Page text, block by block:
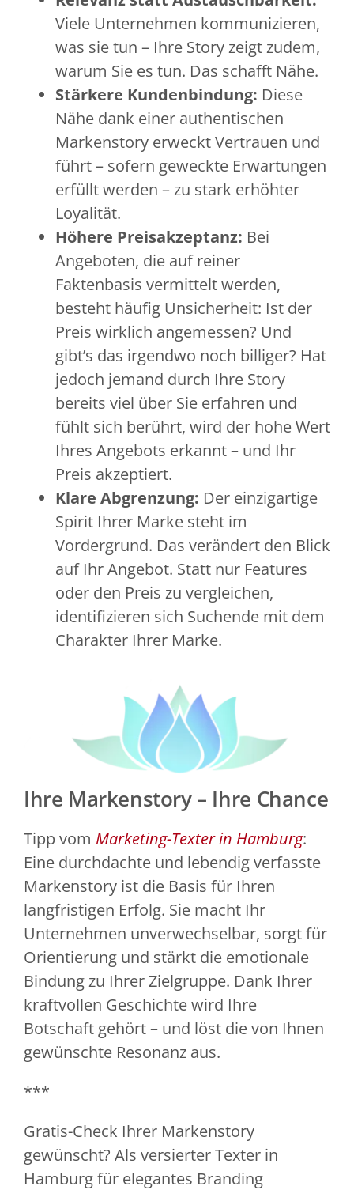
Viele Unternehmen kommunizieren,
was sie tun – Ihre Story zeigt zudem,
warum Sie es tun. Das schafft Nähe.
Stärkere Kundenbindung: Diese
Nähe dank einer authentischen
Markenstory erweckt Vertrauen und
führt – sofern geweckte Erwartungen
erfüllt werden – zu stark erhöhter
Loyalität.
Höhere Preisakzeptanz: Bei
Angeboten, die auf reiner
Faktenbasis vermittelt werden,
besteht häufig Unsicherheit: Ist der
Preis wirklich angemessen? Und
gibt’s das irgendwo noch billiger? Hat
jedoch jemand durch Ihre Story
bereits viel über Sie erfahren und
fühlt sich berührt, wird der hohe Wert
Ihres Angebots erkannt – und Ihr
Preis akzeptiert.
Klare Abgrenzung: Der einzigartige
Spirit Ihrer Marke steht im
Vordergrund. Das verändert den Blick
auf Ihr Angebot. Statt nur Features
oder den Preis zu vergleichen,
identifizieren sich Suchende mit dem
Charakter Ihrer Marke.
Ihre Markenstory – Ihre Chance
Tipp vom Marketing-Texter in Hamburg:
Eine durchdachte und lebendig verfasste
Markenstory ist die Basis für Ihren
langfristigen Erfolg. Sie macht Ihr
Unternehmen unverwechselbar, sorgt für
Orientierung und stärkt die emotionale
Bindung zu Ihrer Zielgruppe. Dank Ihrer
kraftvollen Geschichte wird Ihre
Botschaft gehört – und löst die von Ihnen
gewünschte Resonanz aus.
***
Gratis-Check Ihrer Markenstory
gewünscht? Als versierter Texter in
Hamburg für elegantes Branding